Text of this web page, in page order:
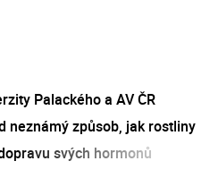
Palackého a AV ČR
neznámý způsob, jak rostliny
svých hormonů